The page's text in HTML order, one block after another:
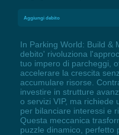
Aggiungi debito
In Parking World: Build &
debito' rivoluziona
tuo impero di parcheggi,
accelerare la crescita
accumulare risorse.
investire in strutture
o servizi VIP, ma richiede
per bilanciare interessi e
Questa meccanica
puzzle dinamico, perfetto